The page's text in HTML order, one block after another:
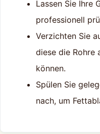
Lassen Sie Ihre
professionell
Verzichten Sie
diese die Rohre
können.
Spülen Sie
nach, um